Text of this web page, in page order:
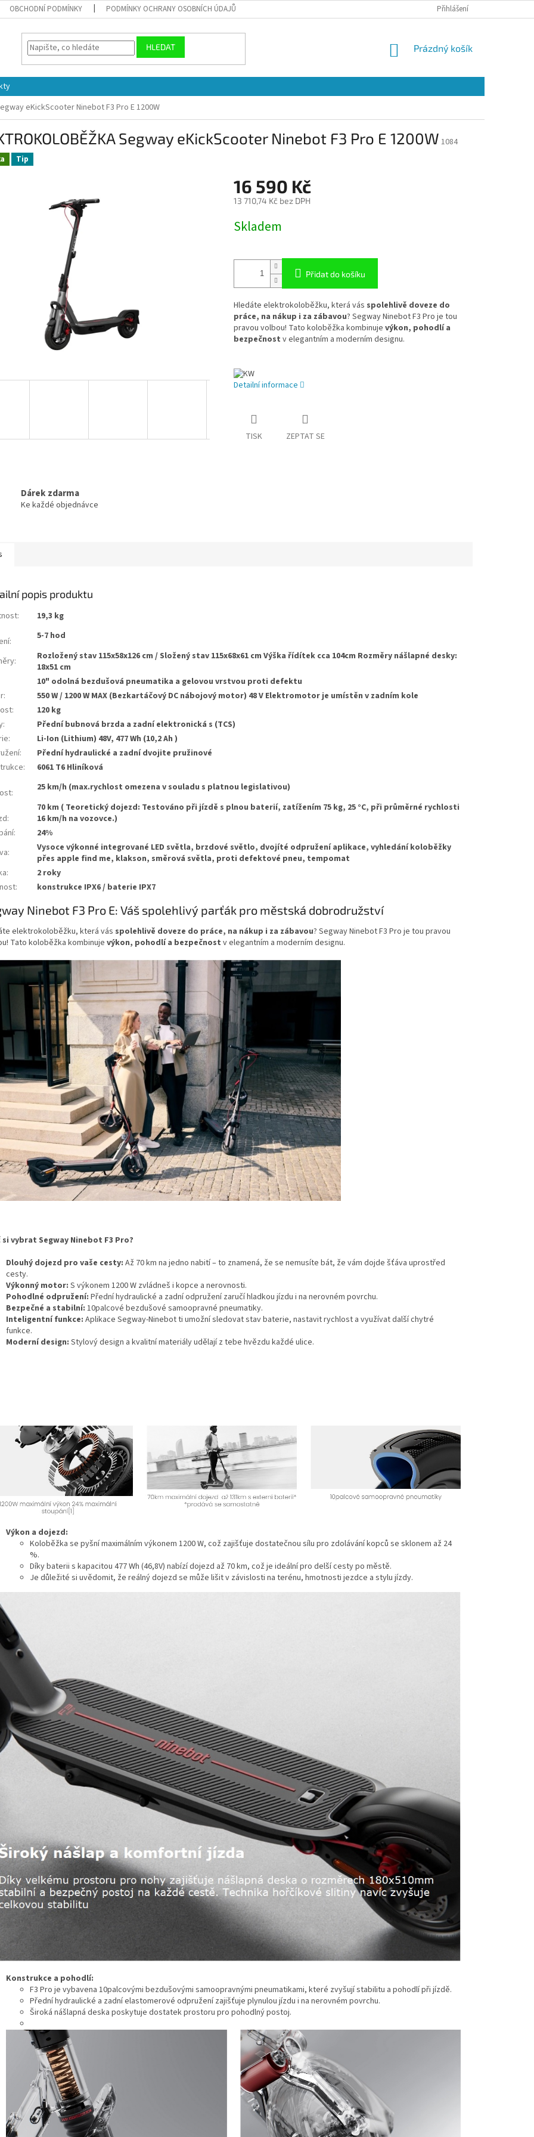
OBCHODNÍ PODMÍNKY PODMÍNKY OCHRANY OSOBNÍCH ÚDAJŮ Přihlášení
HLEDAT
NÁKUPNÍ
Prázdný košík
eKickScooter Ninebot F3 Pro E 1200W
Segway eKickScooter Ninebot F3 Pro E 1200W 1084
Tip
16 590 Kč
13 710,74 Kč bez DPH
cena:
Skladem
Přidat do košíku
Hledáte elektrokoloběžku, která vás spolehlivě doveze do
práce, na nákup i za zábavou? Segway Ninebot F3 Pro je tou
pravou volbou! Tato koloběžka kombinuje výkon, pohodlí a
bezpečnost v elegantním a moderním designu.
Detailní informace
TISK ZEPTAT SE
Dárek zdarma
Ke každé objednávce
popis produktu
:
19,3 kg
: 5-7 hod
:
Rozložený stav 115x58x126 cm / Složený stav 115x68x61 cm Výška řídítek cca 104cm Rozměry nášlapné desky:
18x51 cm
10" odolná bezdušová pneumatika a gelovou vrstvou proti defektu
:
550 W / 1200 W MAX (Bezkartáčový DC nábojový motor) 48 V Elektromotor je umístěn v zadním kole
:
120 kg
:
Přední bubnová brzda a zadní elektronická s (TCS)
:
Li-Ion (Lithium) 48V, 477 Wh (10,2 Ah )
:
Přední hydraulické a zadní dvojite pružinové
: 6061 T6 Hliníková
: 25 km/h (max.rychlost omezena v souladu s platnou legislativou)
:
70 km ( Teoretický dojezd: Testováno při jízdě s plnou baterií, zatížením 75 kg, 25 °C, při průměrné rychlosti
16 km/h na vozovce.)
:
24%
:
Vysoce výkonné integrované LED světla, brzdové světlo, dvojíté odpružení aplikace, vyhledání koloběžky
přes apple find me, klakson, směrová světla, proti defektové pneu, tempomat
:
2 roky
: konstrukce IPX6 / baterie IPX7
Ninebot F3 Pro E: Váš spolehlivý parťák pro městská dobrodružství
elektrokoloběžku, která vás spolehlivě doveze do práce, na nákup i za zábavou? Segway Ninebot F3 Pro je tou pravou
Tato koloběžka kombinuje výkon, pohodlí a bezpečnost v elegantním a moderním designu.
vybrat Segway Ninebot F3 Pro?
Dlouhý dojezd pro vaše cesty: Až 70 km na jedno nabití – to znamená, že se nemusíte bát, že vám dojde šťáva uprostřed
cesty.
Výkonný motor: S výkonem 1200 W zvládneš i kopce a nerovnosti.
Pohodlné odpružení: Přední hydraulické a zadní odpružení zaručí hladkou jízdu i na nerovném povrchu.
Bezpečné a stabilní: 10palcové bezdušové samoopravné pneumatiky.
Inteligentní funkce: Aplikace Segway-Ninebot ti umožní sledovat stav baterie, nastavit rychlost a využívat další chytré
funkce.
Moderní design: Stylový design a kvalitní materiály udělají z tebe hvězdu každé ulice.
Výkon a dojezd:
Koloběžka se pyšní maximálním výkonem 1200 W, což zajišťuje dostatečnou sílu pro zdolávání kopců se sklonem až 24
%.
Díky baterii s kapacitou 477 Wh (46,8V) nabízí dojezd až 70 km, což je ideální pro delší cesty po městě.
Je důležité si uvědomit, že reálný dojezd se může lišit v závislosti na terénu, hmotnosti jezdce a stylu jízdy.
Konstrukce a pohodlí:
F3 Pro je vybavena 10palcovými bezdušovými samoopravnými pneumatikami, které zvyšují stabilitu a pohodlí při jízdě.
Přední hydraulické a zadní elastomerové odpružení zajišťuje plynulou jízdu i na nerovném povrchu.
Široká nášlapná deska poskytuje dostatek prostoru pro pohodlný postoj.